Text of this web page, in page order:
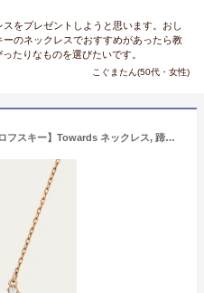
をプレゼントしようと思います。おし
のネックレスでおすすめがあったら教
たりなものを選びたいです。
こぐまたん(50代・女性)
SWAROVSKI 【公式】【スワロフスキー】Towards ネックレス, 蹄鉄, ホワイト, ローズゴールドトーン・プレーティング スワロフスキー アクセサリー・腕時計 ネックレス ホワイト【送料無料】